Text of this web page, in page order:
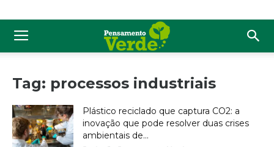
Tag: processos industriais
Plástico reciclado que captura CO2: a
inovação que pode resolver duas crises
ambientais de...